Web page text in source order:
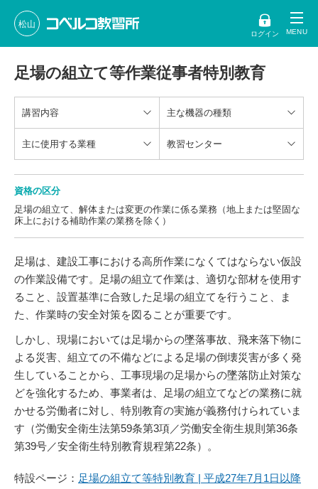
松山
ログイン
足場の組立て等作業従事者特別教育
講習内容 主な機器の種類
主に使用する業種 教習センター
資格の区分
足場の組立て、解体または変更の作業に係る業務（地上または堅固な
床上における補助作業の業務を除く）
足場は、建設工事における高所作業になくてはならない仮設
の作業設備です。足場の組立て作業は、適切な部材を使用す
ること、設置基準に合致した足場の組立てを行うこと、ま
た、作業時の安全対策を図ることが重要です。
しかし、現場においては足場からの墜落事故、飛来落下物に
よる災害、組立ての不備などによる足場の倒壊災害が多く発
生していることから、工事現場の足場からの墜落防止対策な
どを強化するため、事業者は、足場の組立てなどの業務に就
かせる労働者に対し、特別教育の実施が義務付けられていま
す（労働安全衛生法第59条第3項／労働安全衛生規則第36条
第39号／安全衛生特別教育規程第22条）。
特設ページ： 足場の組立て等特別教育 | 平成27年7月1日以降